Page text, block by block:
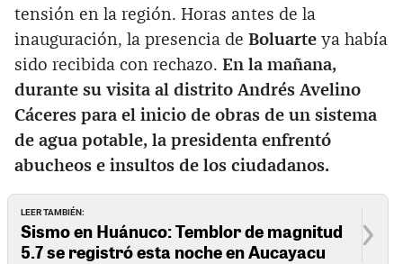
tensión en la región. Horas antes de la
inauguración, la presencia de Boluarte ya había
sido recibida con rechazo. En la mañana,
durante su visita al distrito Andrés Avelino
Cáceres para el inicio de obras de un sistema
de agua potable, la presidenta enfrentó
abucheos e insultos de los ciudadanos.
LEER TAMBIÉN:
Sismo en Huánuco: Temblor de magnitud
5.7 se registró esta noche en Aucayacu